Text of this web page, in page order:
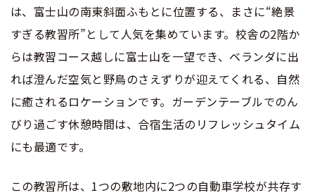
は、富士山の南東斜面ふもとに位置する、まさに“絶景
すぎる教習所”として人気を集めています。校舎の2階か
らは教習コース越しに富士山を一望でき、ベランダに出
れば澄んだ空気と野鳥のさえずりが迎えてくれる、自然
に癒されるロケーションです。ガーデンテーブルでのん
びり過ごす休憩時間は、合宿生活のリフレッシュタイム
にも最適です。
この教習所は、1つの敷地内に2つの自動車学校が共存す